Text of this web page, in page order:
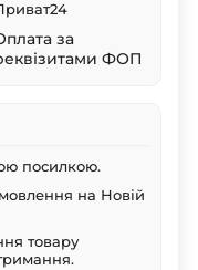
за
ФОП
посилкою.
на Новій
товару